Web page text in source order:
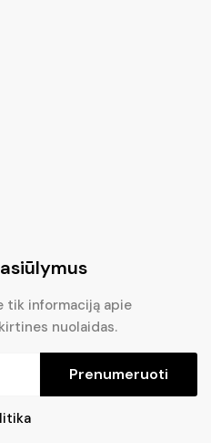
tik informaciją apie
nuolaidas.
Prenumeruoti